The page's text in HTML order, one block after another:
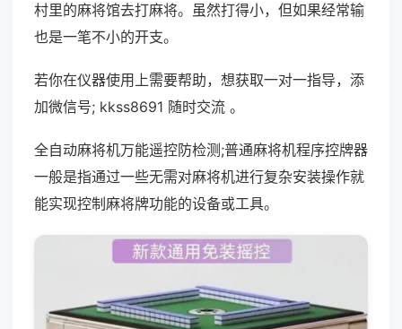
村里的麻将馆去打麻将。虽然打得小，但如果经常输
也是一笔不小的开支。
若你在仪器使用上需要帮助，想获取一对一指导，添
加微信号; kkss8691 随时交流 。
全自动麻将机万能遥控防检测;普通麻将机程序控牌器
一般是指通过一些无需对麻将机进行复杂安装操作就
能实现控制麻将牌功能的设备或工具。